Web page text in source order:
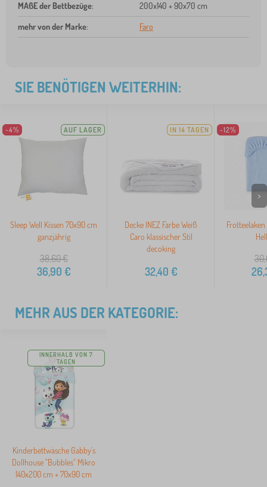
MAßE der Bettbezüge: 200x140 + 90x70 cm
mehr von der Marke: Faro
SIE BENÖTIGEN WEITERHIN:
-4% AUF LAGER
Sleep Well Kissen 70x90 cm
ganzjährig
38,60€
36,90 €
IN 14 TAGEN
Decke INEZ Farbe Weiß
Caro klassischer Stil
decoking
32,40 €
-12%
>
MEHR AUS DER KATEGORIE:
INNERHALB VON 7
TAGEN
Kinderbettwäsche Gabby's
Dollhouse "Bubbles" Mikro
140x200 cm + 70x90 cm